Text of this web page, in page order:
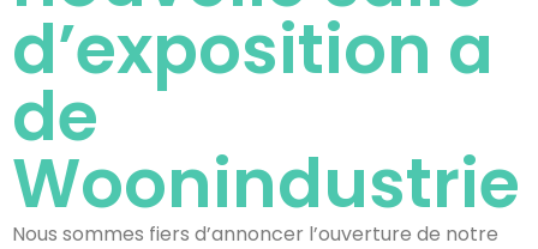
d’exposition a
de
Woonindustrie
Nous sommes fiers d’annoncer l’ouverture de notre